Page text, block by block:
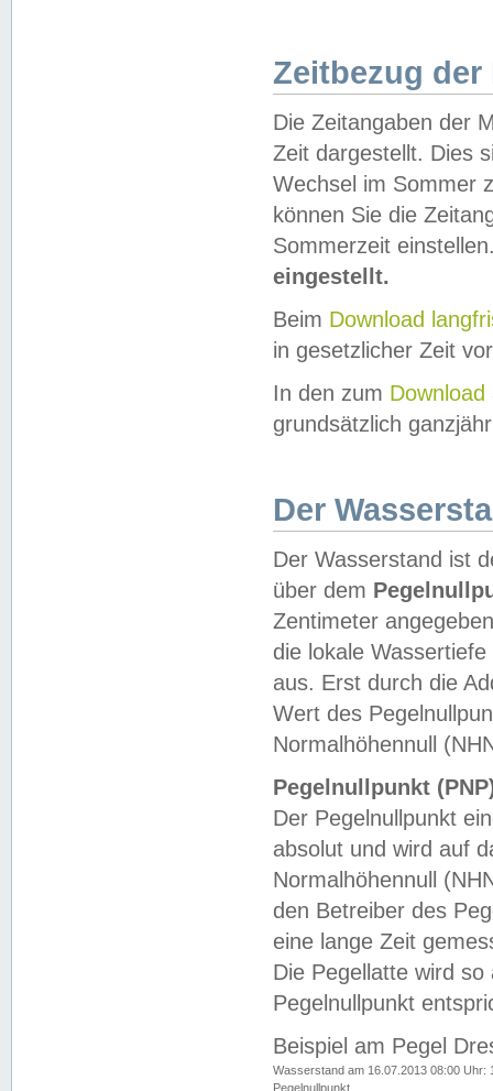
Zeitbezug der
Die Zeitangaben der
Zeit dargestellt. Dies
Wechsel im Sommer
können Sie die
Sommerzeit
eingestellt.
Beim Download
in gesetzlicher Zeit
In den zum Download
grundsätzlich
Der
Der Wasserstand ist
über dem
Zentimeter
die lokale
aus. Erst durch die
Wert des
Normalhöhennull
Pegelnullpunkt
Der Pegelnullpunkt
absolut und wird auf
Normalhöhennull
den Betreiber des
eine lange Zeit
Die Pegellatte wird
Pegelnullpunkt
Beispiel am Pegel
Wasserstand am 16.07.2013 08:00 Uhr:
Pegelnullpunkt